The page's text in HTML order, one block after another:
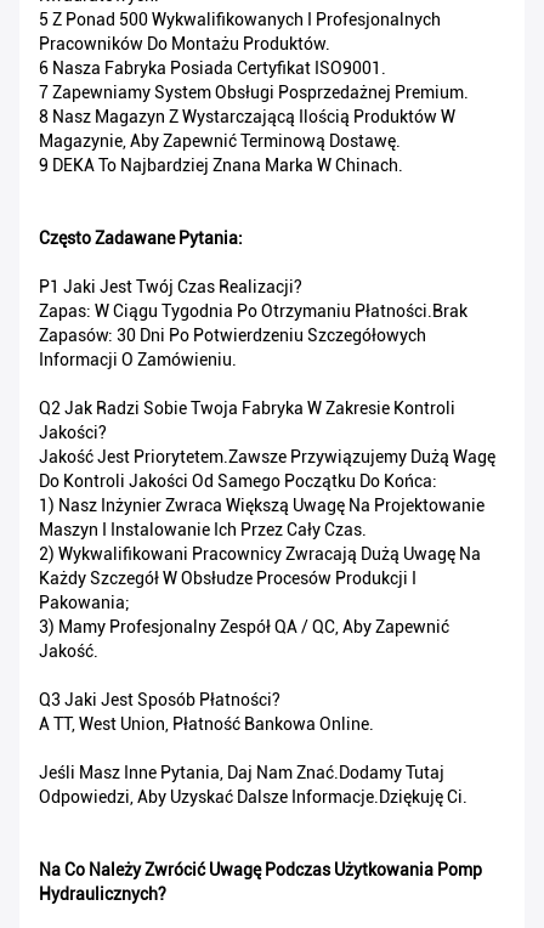
5 Z Ponad 500 Wykwalifikowanych I Profesjonalnych
Pracowników Do Montażu Produktów.
6 Nasza Fabryka Posiada Certyfikat ISO9001.
7 Zapewniamy System Obsługi Posprzedażnej Premium.
8 Nasz Magazyn Z Wystarczającą Ilością Produktów W
Magazynie, Aby Zapewnić Terminową Dostawę.
9 DEKA To Najbardziej Znana Marka W Chinach.
Często Zadawane Pytania:
P1 Jaki Jest Twój Czas Realizacji?
Zapas: W Ciągu Tygodnia Po Otrzymaniu Płatności.Brak
Zapasów: 30 Dni Po Potwierdzeniu Szczegółowych
Informacji O Zamówieniu.
Q2 Jak Radzi Sobie Twoja Fabryka W Zakresie Kontroli
Jakości?
Jakość Jest Priorytetem.Zawsze Przywiązujemy Dużą Wagę
Do Kontroli Jakości Od Samego Początku Do Końca:
1) Nasz Inżynier Zwraca Większą Uwagę Na Projektowanie
Maszyn I Instalowanie Ich Przez Cały Czas.
2) Wykwalifikowani Pracownicy Zwracają Dużą Uwagę Na
Każdy Szczegół W Obsłudze Procesów Produkcji I
Pakowania;
3) Mamy Profesjonalny Zespół QA / QC, Aby Zapewnić
Jakość.
Q3 Jaki Jest Sposób Płatności?
A TT, West Union, Płatność Bankowa Online.
Jeśli Masz Inne Pytania, Daj Nam Znać.Dodamy Tutaj
Odpowiedzi, Aby Uzyskać Dalsze Informacje.Dziękuję Ci.
Na Co Należy Zwrócić Uwagę Podczas Użytkowania Pomp
Hydraulicznych?